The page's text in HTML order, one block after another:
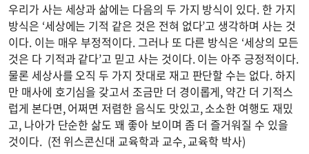
우리가 사는 세상과 삶에는 다음의 두 가지 방식이 있다. 한 가지
방식은 ‘세상에는 기적 같은 것은 전혀 없다’고 생각하며 사는 것
이다. 이는 매우 부정적이다. 그러나 또 다른 방식은 ‘세상의 모든
것은 다 기적과 같다’고 믿고 사는 것이다. 이는 아주 긍정적이다.
물론 세상사를 오직 두 가지 잣대로 재고 판단할 수는 없다. 하지
만 매사에 호기심을 갖고서 조금만 더 경이롭게, 약간 더 기적스
럽게 본다면, 어쩌면 저렴한 음식도 맛있고, 소소한 여행도 재밌
고, 나아가 단순한 삶도 꽤 좋아 보이며 좀 더 즐거워질 수 있을
것이다. (전 위스콘신대 교육학과 교수, 교육학 박사)